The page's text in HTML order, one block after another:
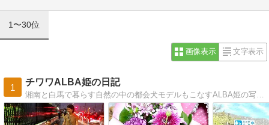
1〜30位
画像表示 文字表示
1
チワワALBA姫の日記